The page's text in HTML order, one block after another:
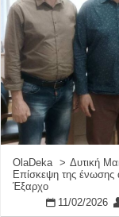
OlaDeka Δυτική
Επίσκεψη της ένωσης
Έξαρχο
11/02/2026